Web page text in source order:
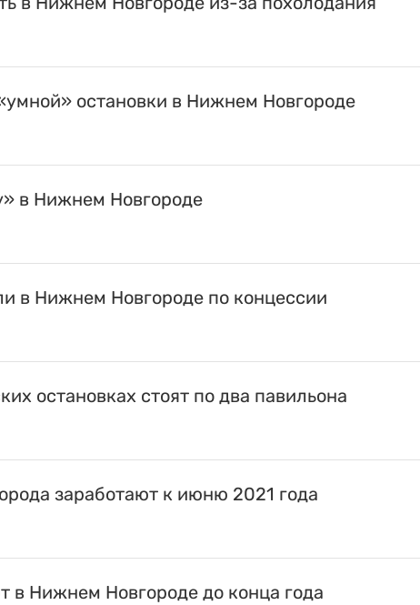
остановки в Нижнем Новгороде
в Нижнем Новгороде
в Нижнем Новгороде по концессии
остановках стоят по два павильона
заработают к июню 2021 года
в Нижнем Новгороде до конца года